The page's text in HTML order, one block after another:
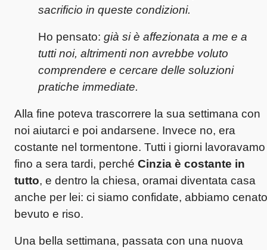
sacrificio in queste condizioni.
Ho pensato: già si è affezionata a me e a
tutti noi, altrimenti non avrebbe voluto
comprendere e cercare delle soluzioni
pratiche immediate.
Alla fine poteva trascorrere la sua settimana con
noi aiutarci e poi andarsene. Invece no, era
costante nel tormentone. Tutti i giorni lavoravamo
fino a sera tardi, perché Cinzia è costante in
tutto, e dentro la chiesa, oramai diventata casa
anche per lei: ci siamo confidate, abbiamo
bevuto e riso.
Una bella settimana, passata con una nuova